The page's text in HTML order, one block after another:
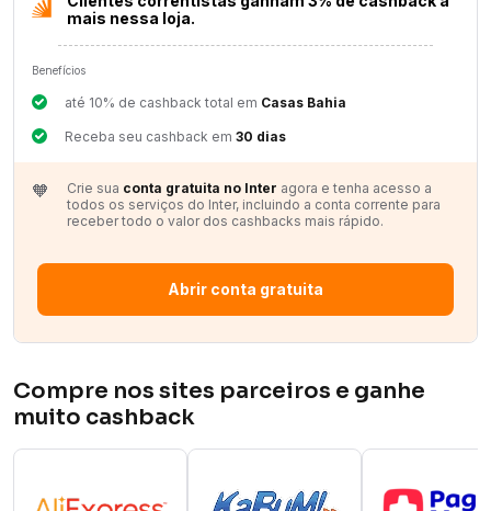
mais nessa loja.
Benefícios
até 10% de cashback total em Casas Bahia
Receba seu cashback em 30 dias
🧡 Crie sua conta gratuita no Inter agora e tenha acesso a
todos os serviços do Inter, incluindo a conta corrente para
receber todo o valor dos cashbacks mais rápido.
Abrir conta gratuita
Compre nos sites parceiros e ganhe
muito cashback